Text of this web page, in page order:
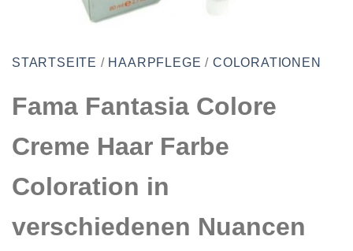
STARTSEITE / HAARPFLEGE / COLORATIONEN
Fama Fantasia Colore
Creme Haar Farbe
Coloration in
verschiedenen Nuancen